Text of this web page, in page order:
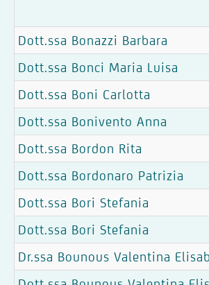
Dott.ssa Bonazzi Barbara
Dott.ssa Bonci Maria Luisa
Dott.ssa Boni Carlotta
Dott.ssa Bonivento Anna
Dott.ssa Bordon Rita
Dott.ssa Bordonaro Patrizia
Dott.ssa Bori Stefania
Dott.ssa Bori Stefania
Dr.ssa Bounous Valentina